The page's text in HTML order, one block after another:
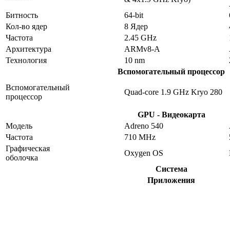
Битность
64-bit
Кол-во ядер
8 Ядер
Частота
2.45 GHz
Архитектура
ARMv8-A
Технология
10 nm
Вспомогательный процессор
Вспомогательный
процессор
Quad-core 1.9 GHz Kryo 280
GPU - Видеокарта
Модель
Adreno 540
Частота
710 MHz
Графическая
оболочка
Oxygen OS
Система
Приложения